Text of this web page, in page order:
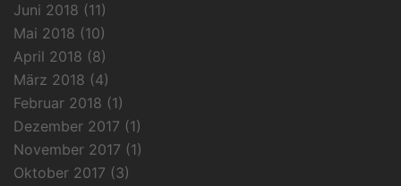
Juni 2018 (11)
Mai 2018 (10)
April 2018 (8)
März 2018 (4)
Februar 2018 (1)
Dezember 2017 (1)
November 2017 (1)
Oktober 2017 (3)